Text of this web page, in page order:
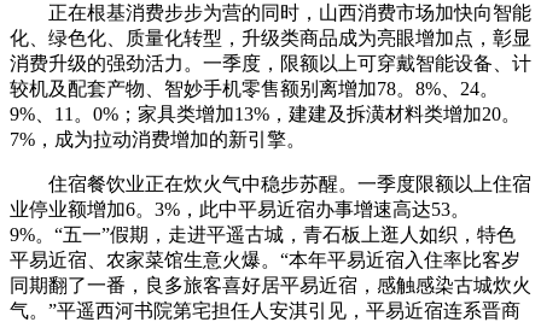
正在根基消费步步为营的同时，山西消费市场加快向智能
化、绿色化、质量化转型，升级类商品成为亮眼增加点，彰显
消费升级的强劲活力。一季度，限额以上可穿戴智能设备、计
较机及配套产物、智妙手机零售额别离增加78。8%、24。
9%、11。0%；家具类增加13%，建建及拆潢材料类增加20。
7%，成为拉动消费增加的新引擎。
住宿餐饮业正在炊火气中稳步苏醒。一季度限额以上住宿
业停业额增加6。3%，此中平易近宿办事增速高达53。
9%。“五一”假期，走进平遥古城，青石板上逛人如织，特色
平易近宿、农家菜馆生意火爆。“本年平易近宿入住率比客岁
同期翻了一番，良多旅客喜好居平易近宿，感触感染古城炊火
气。”平遥西河书院第宅担任人安淇引见，平易近宿连系晋商